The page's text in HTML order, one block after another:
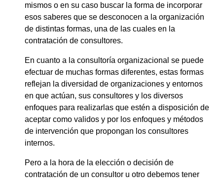
mismos o en su caso buscar la forma de incorporar
esos saberes que se desconocen a la organización
de distintas formas, una de las cuales en la
contratación de consultores.
En cuanto a la consultoría organizacional se puede
efectuar de muchas formas diferentes, estas formas
reflejan la diversidad de organizaciones y entornos
en que actúan, sus consultores y los diversos
enfoques para realizarlas que estén a disposición de
aceptar como validos y por los enfoques y métodos
de intervención que propongan los consultores
internos.
Pero a la hora de la elección o decisión de
contratación de un consultor u otro debemos tener